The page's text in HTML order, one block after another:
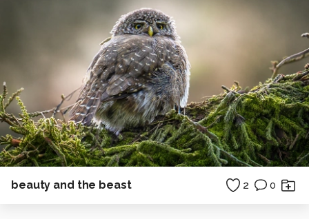
beauty and the beast 2 0